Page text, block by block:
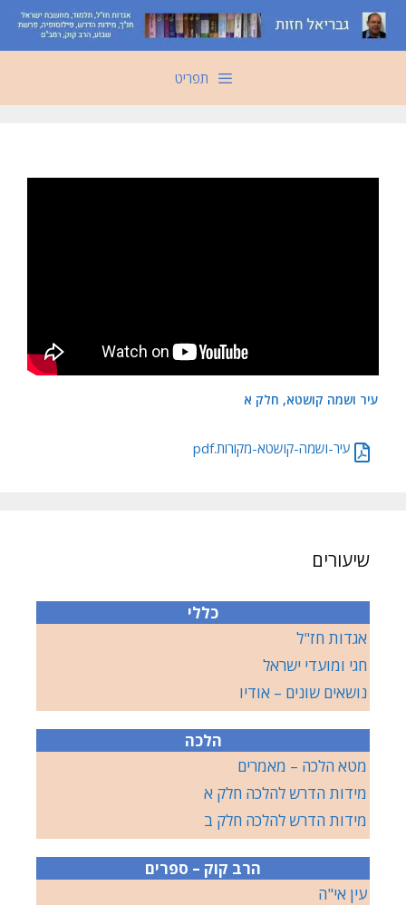
לדלג
לתוכן
תפריט
עיר ושמה קושטא, חלק א
עיר-ושמה-קושטא-מקורות.pdf
שיעורים
כללי
אגדות חז"ל
חגי ומועדי ישראל
נושאים שונים – אודיו
הלכה
מטא הלכה – מאמרים
מידות הדרש להלכה חלק א
מידות הדרש להלכה חלק ב
הרב קוק – ספרים
עין אי"ה